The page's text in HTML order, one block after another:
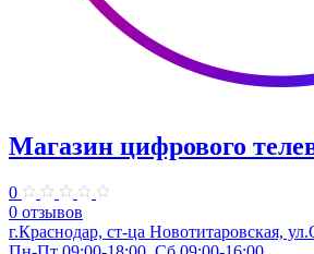
Магазин цифрового
0
0 отзывов
г.Краснодар, ст-ца Новотитаровская,